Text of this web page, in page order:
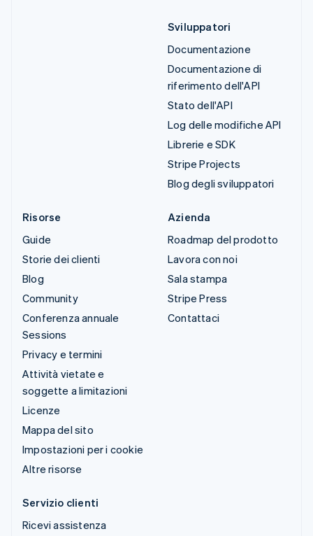
Sviluppatori
Documentazione
Documentazione di
riferimento dell'API
Stato dell'API
Log delle modifiche API
Librerie e SDK
Stripe Projects
Blog degli sviluppatori
Risorse
Guide
Storie dei clienti
Blog
Community
Conferenza annuale
Sessions
Privacy e termini
Attività vietate e
soggette a limitazioni
Licenze
Mappa del sito
Impostazioni per i cookie
Altre risorse
Azienda
Roadmap del prodotto
Lavora con noi
Sala stampa
Stripe Press
Contattaci
Servizio clienti
Ricevi assistenza